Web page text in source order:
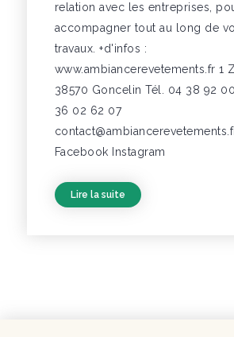
relation avec les entreprises,
accompagner tout au long de
travaux. +d'infos :
www.ambiancerevetements.fr 1
38570 Goncelin Tél. 04 38 92
36 02 62 07
Facebook Instagram
Lire la suite